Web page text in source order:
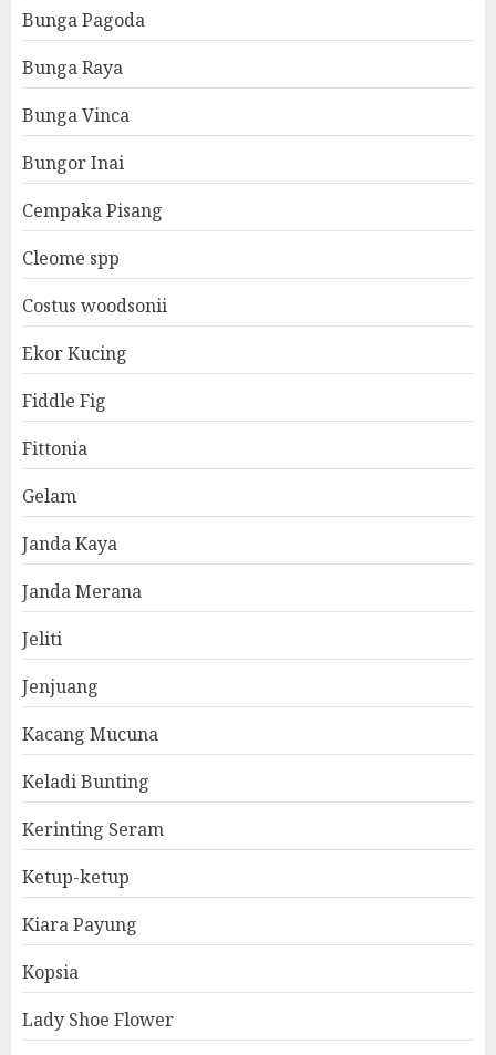
Bunga Pagoda
Bunga Raya
Bunga Vinca
Bungor Inai
Cempaka Pisang
Cleome spp
Costus woodsonii
Ekor Kucing
Fiddle Fig
Fittonia
Gelam
Janda Kaya
Janda Merana
Jeliti
Jenjuang
Kacang Mucuna
Keladi Bunting
Kerinting Seram
Ketup-ketup
Kiara Payung
Kopsia
Lady Shoe Flower